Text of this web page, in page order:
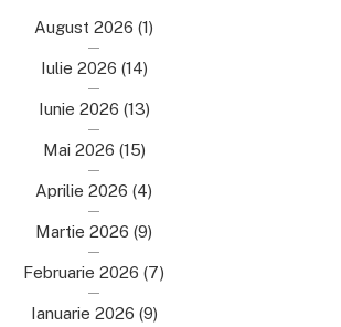
August 2026 (1)
Iulie 2026 (14)
Iunie 2026 (13)
Mai 2026 (15)
Aprilie 2026 (4)
Martie 2026 (9)
Februarie 2026 (7)
Ianuarie 2026 (9)